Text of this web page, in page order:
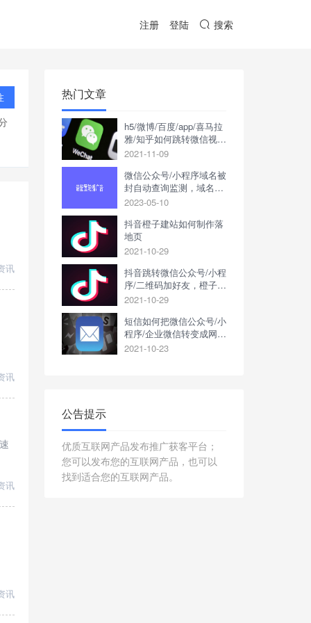
注册 登陆 搜索
讯
讯
讯
讯
热门文章
h5/微博/百度/app/喜马拉
雅/知乎如何跳转微信视频
号
2021-11-09
微信公众号/小程序域名被
封自动查询监测，域名被
封立刻短信/邮件通知
2023-05-10
抖音橙子建站如何制作落
地页
2021-10-29
抖音跳转微信公众号/小程
序/二维码加好友，橙子建
站申请推广落地页链接教
2021-10-29
短信如何把微信公众号/小
程序/企业微信转变成网址
或链接？
2021-10-23
公告提示
优质互联网产品发布推广获客平台；
您可以发布您的互联网产品，也可以
找到适合您的互联网产品。